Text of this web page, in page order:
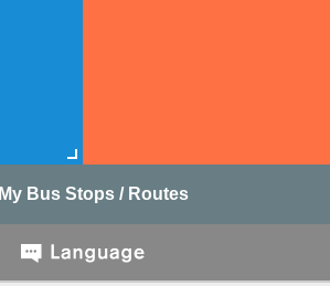
My Bus Stops / Routes